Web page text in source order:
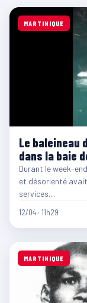
MARTINIQUE
Le baleineau
dans la baie
Durant le week-
et désorienté
services…
12/04 · 11h29
MARTINIQUE